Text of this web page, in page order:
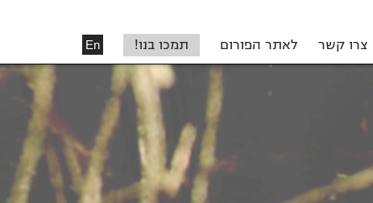
צרו קשר לאתר הפורום תמכו בנו! En